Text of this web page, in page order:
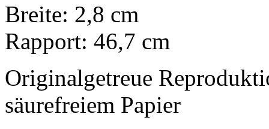
Breite: 2,8 cm
Rapport: 46,7 cm
Originalgetreue
säurefreiem Papier